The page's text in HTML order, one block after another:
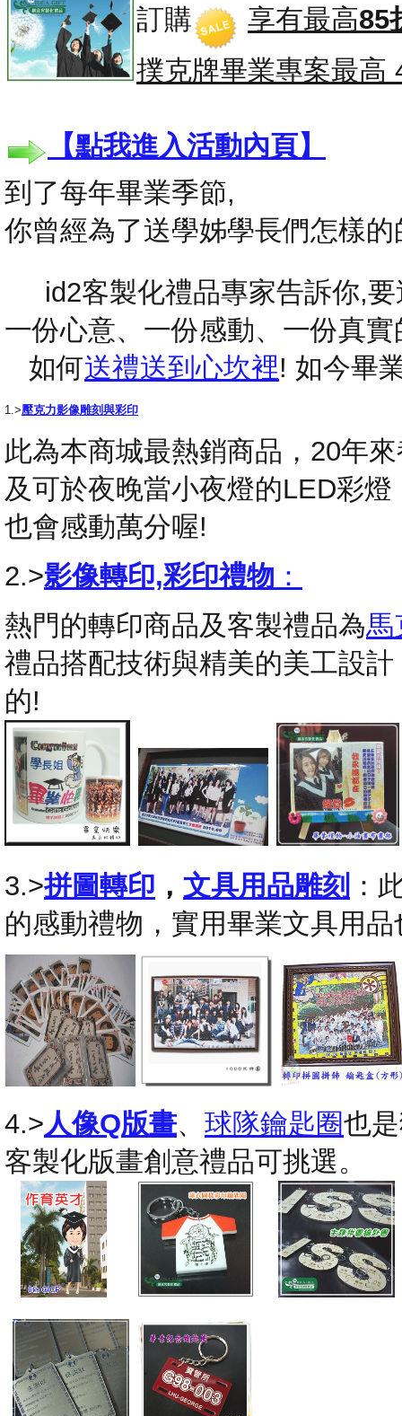
訂購
享有最高85
撲克牌畢業專案最高
【點我進入活動內頁】
到了每年畢業季節,
你曾經為了送學姊學長們怎樣
id2客製化禮品專家告訴你,要
一份心意、一份感動、一份真
如何送禮送到心坎裡! 如今畢
1.>壓克力影像雕刻與彩印
此為本商城最熱銷商品，20年
及可於夜晚當小夜燈的LED彩
也會感動萬分喔!
2.>影像轉印,彩印禮物 ：
熱門的轉印商品及客製禮品為馬
禮品搭配技術與精美的美工設
的!
3.>拼圖轉印 ， 文具用品雕刻 ：
的感動禮物，實用畢業文具用
4.>人像Q版畫、 球隊鑰匙圈也
客製化版畫創意禮品可挑選。